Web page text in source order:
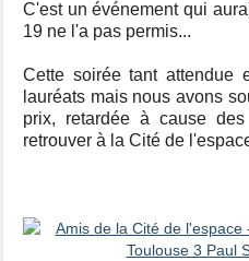
C'est un événement qui
19 ne l'a pas permis...
Cette soirée tant attendue
lauréats mais nous avons
prix, retardée à cause
retrouver à la Cité de